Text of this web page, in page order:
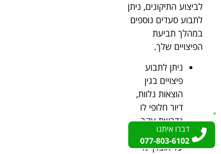
לביצוע התיקונים, ניתן
לתבוע סעדים נוספים
במהלך תביעת
הפיצויים שלך.
ניתן לתבוע
פיצויים בגין
הוצאות נלוות,
דיור חלופי לו
נדרשת עקב
הליקויים ואפילו
על אובדן ימי
דברו איתנו
077-803-6102
דברו איתנו
077-803-6102